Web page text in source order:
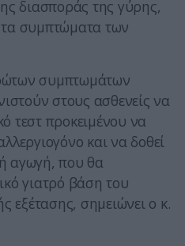
διασποράς της γύρης,
τα συμπτώματα των
συμπτωμάτων
στους ασθενείς να
τεστ προκειμένου να
και να δοθεί
αγωγή, που θα
γιατρό βάση του
εξέτασης, σημειώνει ο κ.